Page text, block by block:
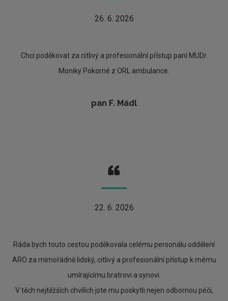
26. 6. 2026
Chci poděkovat za citlivý a profesionální přístup paní MUDr.
Moniky Pokorné z ORL ambulance.
pan F. Mádl
22. 6. 2026
Ráda bych touto cestou poděkovala celému personálu oddělení
ARO za mimořádně lidský, citlivý a profesionální přístup k mému
umírajícímu bratrovi a synovi.
V těch nejtěžších chvílích jste mu poskytli nejen odbornou péči,